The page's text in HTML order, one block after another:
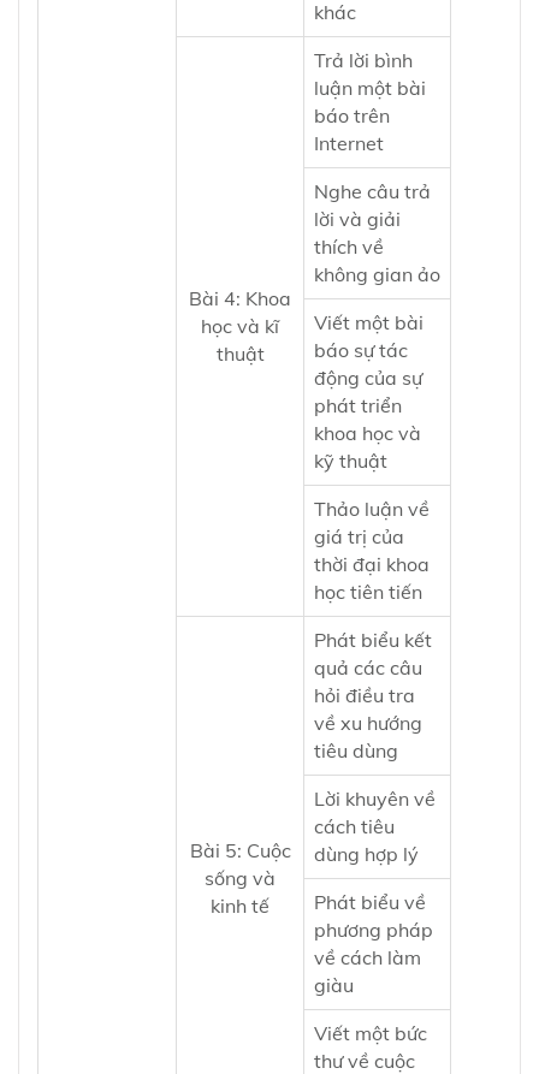
khác
Bài 4: Khoa
học và kĩ
thuật
Trả lời bình
luận một bài
báo trên
Internet
Nghe câu trả
lời và giải
thích về
không gian ảo
Viết một bài
báo sự tác
động của sự
phát triển
khoa học và
kỹ thuật
Thảo luận về
giá trị của
thời đại khoa
học tiên tiến
Bài 5: Cuộc
sống và
kinh tế
Phát biểu kết
quả các câu
hỏi điều tra
về xu hướng
tiêu dùng
Lời khuyên về
cách tiêu
dùng hợp lý
Phát biểu về
phương pháp
về cách làm
giàu
Viết một bức
thư về cuộc